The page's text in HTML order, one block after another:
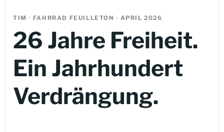
TIM · FAHRRAD FEUILLETON · APRIL 2026
26 Jahre Freiheit.
Ein Jahrhundert
Verdrängung.